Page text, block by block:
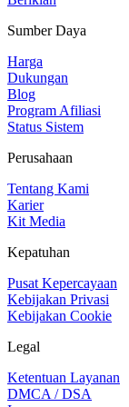
Sumber Daya
Harga
Dukungan
Blog
Program Afiliasi
Status Sistem
Perusahaan
Tentang Kami
Karier
Kit Media
Kepatuhan
Pusat Kepercayaan
Kebijakan Privasi
Kebijakan Cookie
Legal
Ketentuan Layanan
DMCA / DSA